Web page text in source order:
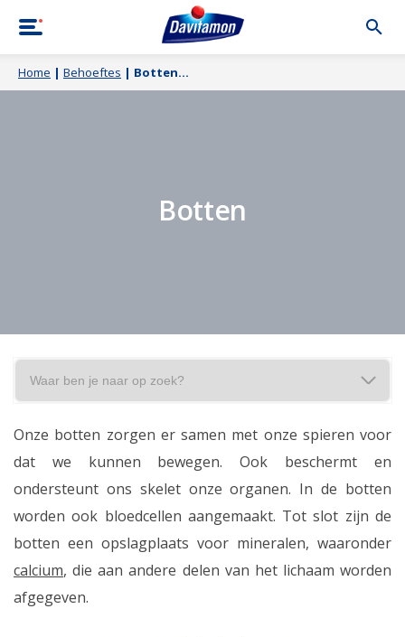
Home | Behoeftes | Botten
Botten
Onze botten zorgen er samen met onze spieren voor
dat we kunnen bewegen. Ook beschermt en
ondersteunt ons skelet onze organen. In de botten
worden ook bloedcellen aangemaakt. Tot slot zijn de
botten een opslagplaats voor mineralen, waaronder
calcium, die aan andere delen van het lichaam worden
afgegeven.